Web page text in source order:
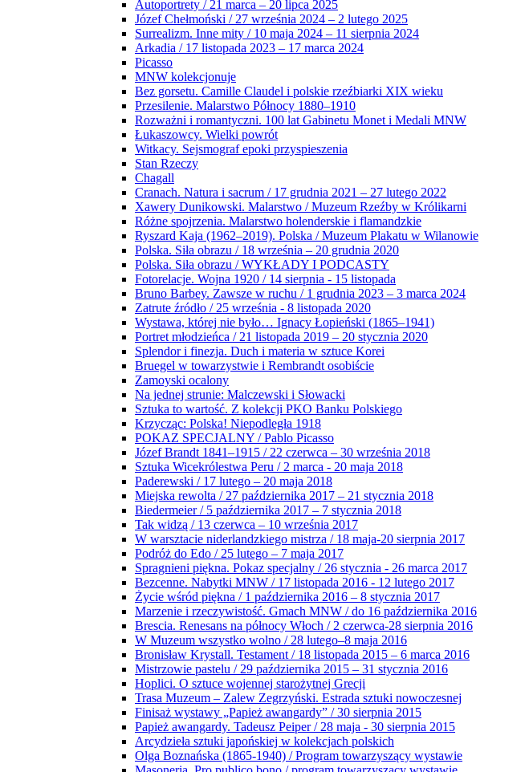
Autoportrety / 21 marca – 20 lipca 2025
Józef Chełmoński / 27 września 2024 – 2 lutego 2025
Surrealizm. Inne mity / 10 maja 2024 – 11 sierpnia 2024
Arkadia / 17 listopada 2023 – 17 marca 2024
Picasso
MNW kolekcjonuje
Bez gorsetu. Camille Claudel i polskie rzeźbiarki XIX wieku
Przesilenie. Malarstwo Północy 1880–1910
Rozważni i romantyczni. 100 lat Gabinetu Monet i Medali MNW
Łukaszowcy. Wielki powrót
Witkacy. Sejsmograf epoki przyspieszenia
Stan Rzeczy
Chagall
Cranach. Natura i sacrum / 17 grudnia 2021 – 27 lutego 2022
Xawery Dunikowski. Malarstwo / Muzeum Rzeźby w Królikarni
Różne spojrzenia. Malarstwo holenderskie i flamandzkie
Ryszard Kaja (1962–2019). Polska / Muzeum Plakatu w Wilanowie
Polska. Siła obrazu / 18 września – 20 grudnia 2020
Polska. Siła obrazu / WYKŁADY I PODCASTY
Fotorelacje. Wojna 1920 / 14 sierpnia - 15 listopada
Bruno Barbey. Zawsze w ruchu / 1 grudnia 2023 – 3 marca 2024
Zatrute źródło / 25 września - 8 listopada 2020
Wystawa, której nie było… Ignacy Łopieński (1865–1941)
Portret młodzieńca / 21 listopada 2019 – 20 stycznia 2020
Splendor i finezja. Duch i materia w sztuce Korei
Bruegel w towarzystwie i Rembrandt osobiście
Zamoyski ocalony
Na jednej strunie: Malczewski i Słowacki
Sztuka to wartość. Z kolekcji PKO Banku Polskiego
Krzycząc: Polska! Niepodległa 1918
POKAZ SPECJALNY / Pablo Picasso
Józef Brandt 1841–1915 / 22 czerwca – 30 września 2018
Sztuka Wicekrólestwa Peru / 2 marca - 20 maja 2018
Paderewski / 17 lutego – 20 maja 2018
Miejska rewolta / 27 października 2017 – 21 stycznia 2018
Biedermeier / 5 października 2017 – 7 stycznia 2018
Tak widzą / 13 czerwca – 10 września 2017
W warsztacie niderlandzkiego mistrza / 18 maja-20 sierpnia 2017
Podróż do Edo / 25 lutego – 7 maja 2017
Spragnieni piękna. Pokaz specjalny / 26 stycznia - 26 marca 2017
Bezcenne. Nabytki MNW / 17 listopada 2016 - 12 lutego 2017
Życie wśród piękna / 1 października 2016 – 8 stycznia 2017
Marzenie i rzeczywistość. Gmach MNW / do 16 października 2016
Brescia. Renesans na północy Włoch / 2 czerwca-28 sierpnia 2016
W Muzeum wszystko wolno / 28 lutego–8 maja 2016
Bronisław Krystall. Testament / 18 listopada 2015 – 6 marca 2016
Mistrzowie pastelu / 29 października 2015 – 31 stycznia 2016
Hoplici. O sztuce wojennej starożytnej Grecji
Trasa Muzeum – Zalew Zegrzyński. Estrada sztuki nowoczesnej
Finisaż wystawy „Papież awangardy” / 30 sierpnia 2015
Papież awangardy. Tadeusz Peiper / 28 maja - 30 sierpnia 2015
Arcydzieła sztuki japońskiej w kolekcjach polskich
Olga Boznańska (1865-1940) / Program towarzyszący wystawie